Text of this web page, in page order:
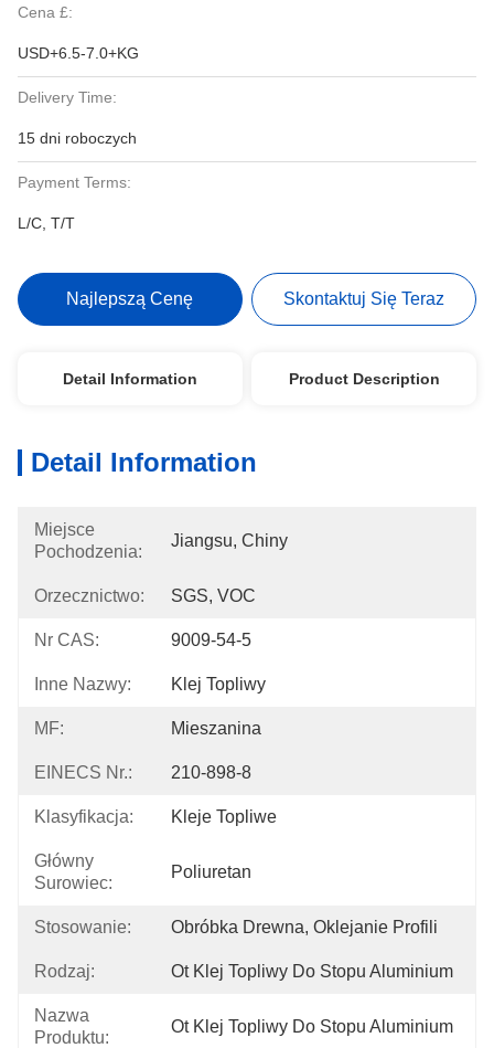
Cena £:
USD+6.5-7.0+KG
Delivery Time:
15 dni roboczych
Payment Terms:
L/C, T/T
Najlepszą Cenę Skontaktuj Się Teraz
Detail Information Product Description
Detail Information
Miejsce
Pochodzenia:
Jiangsu, Chiny
Orzecznictwo: SGS, VOC
Nr CAS: 9009-54-5
Inne Nazwy: Klej Topliwy
MF: Mieszanina
EINECS Nr.: 210-898-8
Klasyfikacja: Kleje Topliwe
Główny
Surowiec:
Poliuretan
Stosowanie: Obróbka Drewna, Oklejanie Profili
Rodzaj: Ot Klej Topliwy Do Stopu Aluminium
Nazwa
Produktu:
Ot Klej Topliwy Do Stopu Aluminium